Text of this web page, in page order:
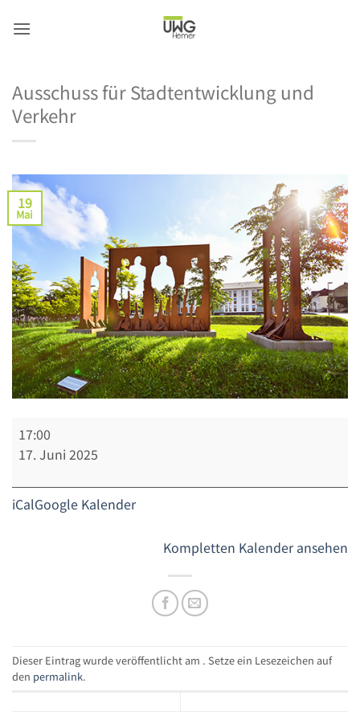
Inhalt
Ausschuss für Stadtentwicklung und
Verkehr
19
Mai
Ausschuss
für
Stadtentwicklung
und
Verkehr
17:00
17. Juni 2025
iCalGoogle Kalender
Kompletten Kalender ansehen
Dieser Eintrag wurde veröffentlicht am . Setze ein Lesezeichen auf
den permalink.